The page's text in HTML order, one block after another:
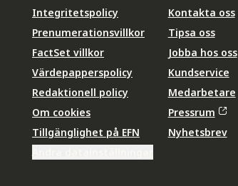
Integritetspolicy
Prenumerationsvillkor
FactSet villkor
Värdepapperspolicy
Redaktionell policy
Om cookies
Tillgänglighet på EFN
Kontakta oss
Tipsa oss
Jobba hos oss
Kundservice
Medarbetare
Pressrum
Nyhetsbrev